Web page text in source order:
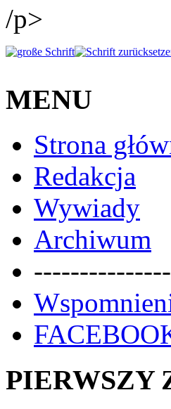
/p>
MENU
Strona
Redakcja
Wywiady
Archiwum
PIERWSZY